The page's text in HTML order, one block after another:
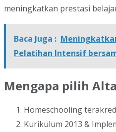
meningkatkan prestasi
Baca Juga :
Pelatihan Intensif
Mengapa pilih
Homeschooling
Kurikulum 2013 &